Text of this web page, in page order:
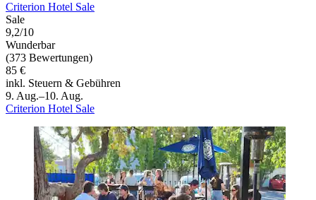
Criterion Hotel Sale
Sale
9,2/10
Wunderbar
(373 Bewertungen)
85 €
inkl. Steuern & Gebühren
9. Aug.–10. Aug.
Criterion Hotel Sale